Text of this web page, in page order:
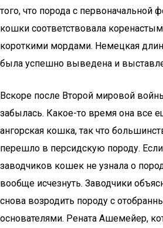
того, что порода с первоначальной
кошки соответствовала
короткими мордами. Немецкая
была успешно выведена и
Вскоре после Второй мировой
забылась. Какое-то время она все
ангорская кошка, так что
перешло в персидскую породу.
заводчиков кошек не узнала о
вообще исчезнуть. Заводчики
снова возродить породу с
основателями. Рената Ашемейер,